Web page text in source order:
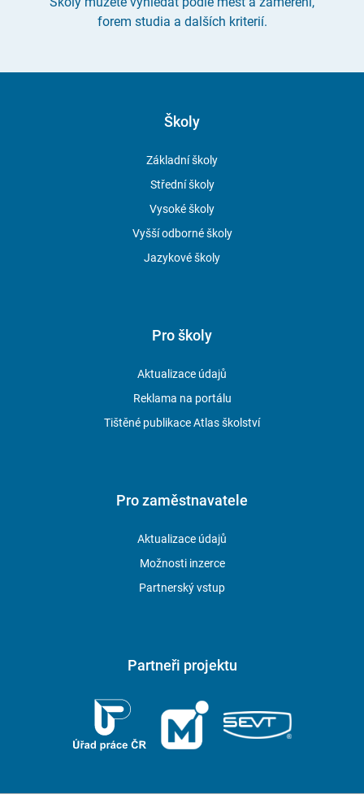
forem studia a dalších kriterií.
Školy
Základní školy
Střední školy
Vysoké školy
Vyšší odborné školy
Jazykové školy
Pro školy
Aktualizace údajů
Reklama na portálu
Tištěné publikace Atlas školství
Pro zaměstnavatele
Aktualizace údajů
Možnosti inzerce
Partnerský vstup
Partneři projektu